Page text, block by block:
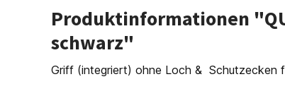
Produktinformationen
schwarz"
Griff (integriert) ohne Loch & Schutzecken